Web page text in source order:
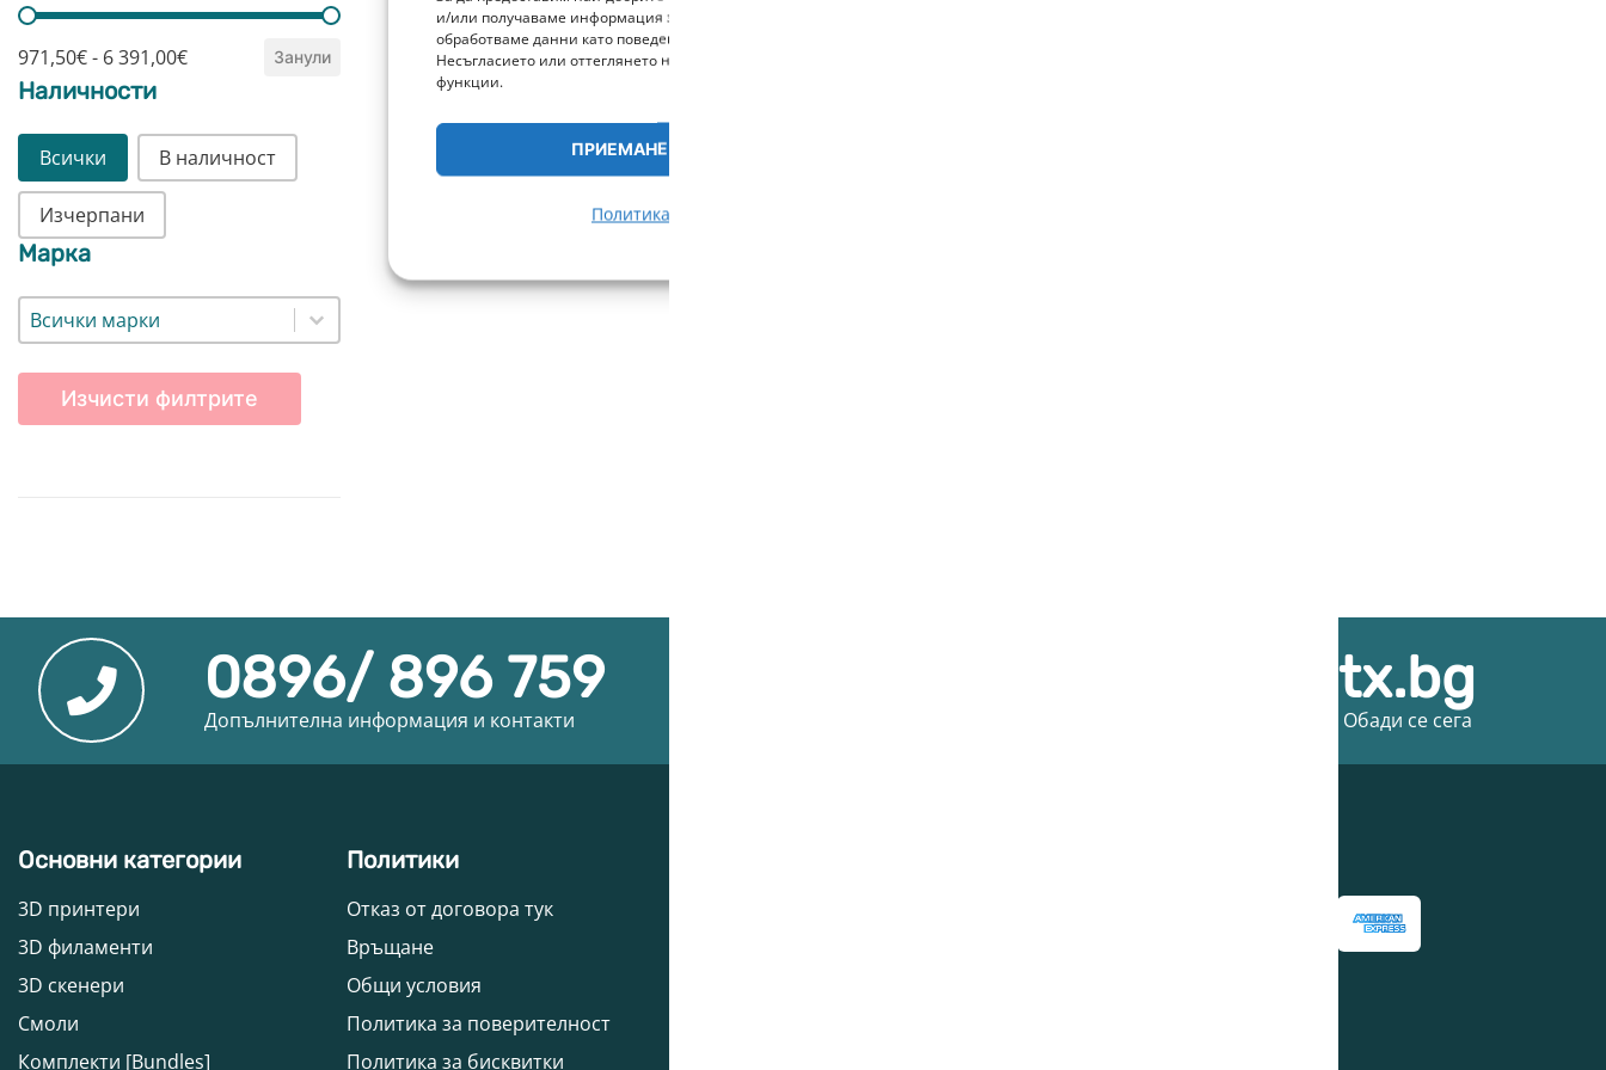
и/или получаваме информация за устройството. Съгласяването с тези технологии ще ни позволи да
обработваме данни като поведение при сърфиране или уникални идентификатори на този сайт.
Несъгласието или оттеглянето на съгласието може неблагоприятно да повлияе на определени функции и
функции.
ПРИЕМАНЕ
Политика за бисквитки
ДОБАВИ В КОЛИЧКА
Цена
971,50€ - 6 391,00€ Занули
Наличности
Наличности
Всички В наличност
Изчерпани
Марка
Марка
Марка
Изчисти филтрите
0896/ 896 759
Допълнителна информация и контакти
office@3dprintx.bg
Ако имаш въпроси или предложения? - Обади се сега
Основни категории
3D принтери
3D филаменти
3D скенери
Смоли
Комплекти [Bundles]
Политики
Отказ от договора тук
Връщане
Общи условия
Политика за поверителност
Политика за бисквитки